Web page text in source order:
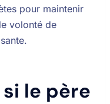
pour maintenir
volonté de
le père